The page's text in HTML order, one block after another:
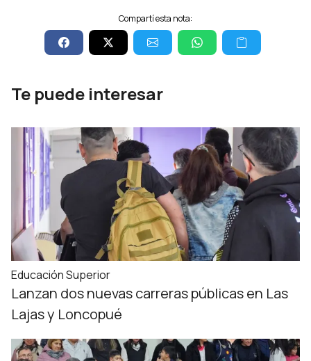
Compartí esta nota:
Te puede interesar
Educación Superior
Lanzan dos nuevas carreras públicas en Las
Lajas y Loncopué